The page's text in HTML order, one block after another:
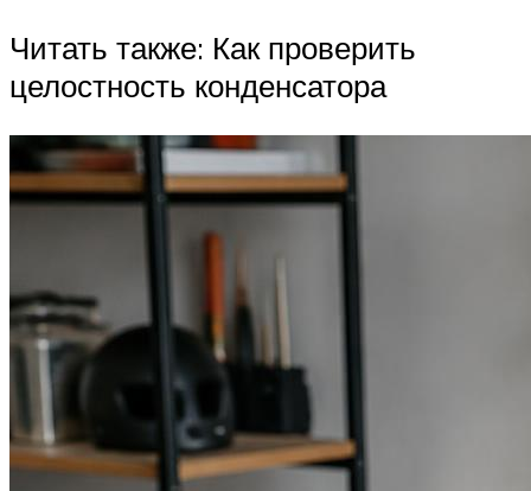
Читать также: Как проверить
целостность конденсатора